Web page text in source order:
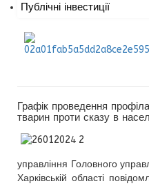
Публічні інвестиції
Графік проведення
тварин проти сказу в
управління Головного
Харківській області